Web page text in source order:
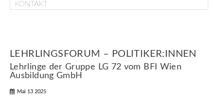
KONTAKT
LEHRLINGSFORUM – POLITIKER:INNEN
Lehrlinge der Gruppe LG 72 vom BFI Wien
Ausbildung GmbH
Mai 13 2025